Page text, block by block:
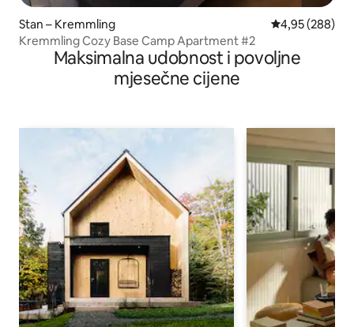
Stan – Kremmling Prosječna
4,95 (288)
Kremmling Cozy Base Camp Apartment #2
Maksimalna udobnost i povoljne
mjesečne cijene